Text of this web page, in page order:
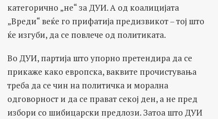
категорично „не“ за ДУИ. А од коалицијата
„Вреди“ веќе го прифатија предизвикот – тој што
ќе изгуби, да се повлече од политиката.
Во ДУИ, партија што упорно претендира да се
прикаже како европска, ваквите прочистувања
треба да се чин на политичка и морална
одговорност и да се прават секој ден, а не пред
избори со шибицарски предлози. Затоа што ДУИ